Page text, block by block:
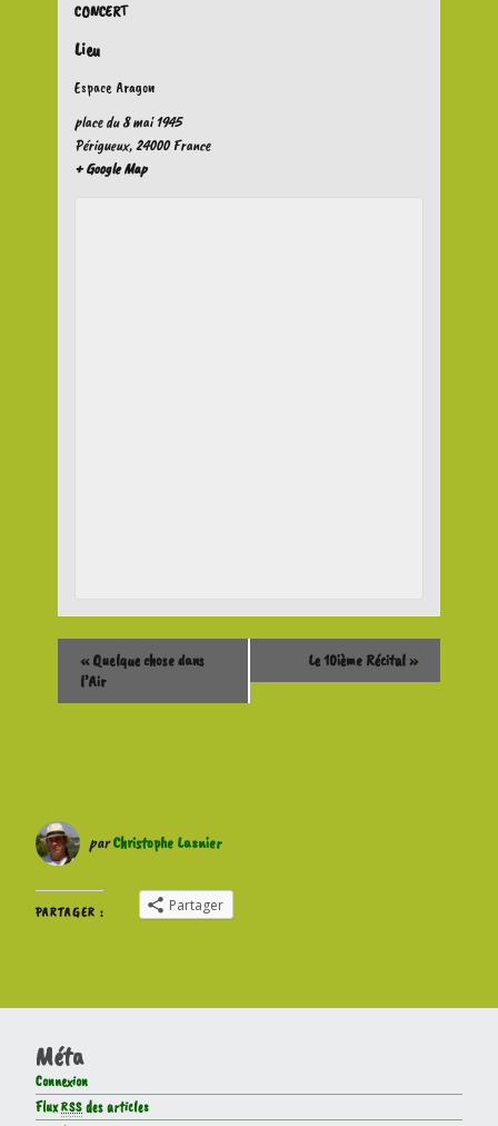
CONCERT
Lieu
Espace Aragon
place du 8 mai 1945
Périgueux,24000 France
+ Google Map
«Quelque chose dans
l’Air
Le 10ième Récital»
parChristophe Lasnier
PARTAGER : Partager
Méta
Connexion
FluxRSSdes articles